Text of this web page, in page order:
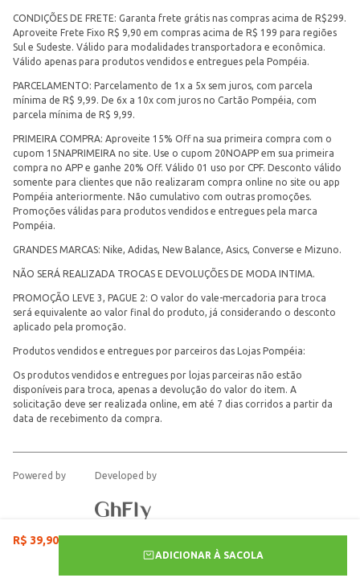
R$ 39,90
ADICIONAR À SACOLA
CONDIÇÕES DE FRETE: Garanta frete grátis nas compras acima de R$299.
Aproveite Frete Fixo R$ 9,90 em compras acima de R$ 199 para regiões
Sul e Sudeste. Válido para modalidades transportadora e econômica.
Válido apenas para produtos vendidos e entregues pela Pompéia.
PARCELAMENTO: Parcelamento de 1x a 5x sem juros, com parcela
mínima de R$ 9,99. De 6x a 10x com juros no Cartão Pompéia, com
parcela mínima de R$ 9,99.
PRIMEIRA COMPRA: Aproveite 15% Off na sua primeira compra com o
cupom 15NAPRIMEIRA no site. Use o cupom 20NOAPP em sua primeira
compra no APP e ganhe 20% Off. Válido 01 uso por CPF. Desconto válido
somente para clientes que não realizaram compra online no site ou app
Pompéia anteriormente. Não cumulativo com outras promoções.
Promoções válidas para produtos vendidos e entregues pela marca
Pompéia.
GRANDES MARCAS: Nike, Adidas, New Balance, Asics, Converse e Mizuno.
NÃO SERÁ REALIZADA TROCAS E DEVOLUÇÕES DE MODA INTIMA.
PROMOÇÃO LEVE 3, PAGUE 2: O valor do vale-mercadoria para troca
será equivalente ao valor final do produto, já considerando o desconto
aplicado pela promoção.
Produtos vendidos e entregues por parceiros das Lojas Pompéia:
Os produtos vendidos e entregues por lojas parceiras não estão
disponíveis para troca, apenas a devolução do valor do item. A
solicitação deve ser realizada online, em até 7 dias corridos a partir da
data de recebimento da compra.
Powered by Developed by